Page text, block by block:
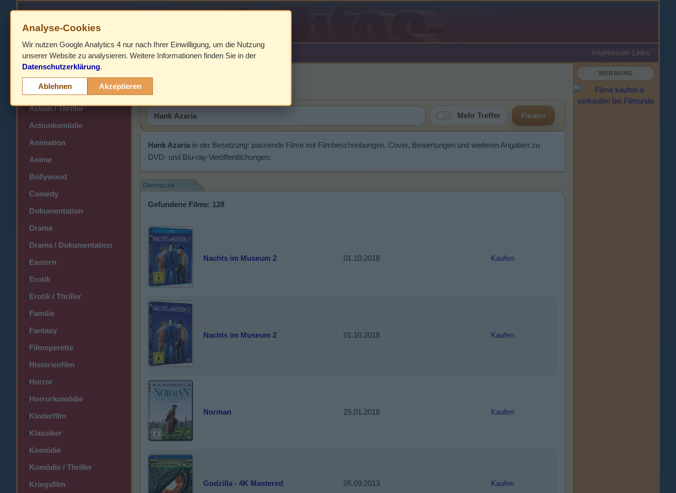
HOME Impressum ·Links·
>
> Action
>Action / Thriller
>Actionkomödie
>Animation
>Anime
>Bollywood
>Comedy
>Dokumentation
>Drama
>Drama / Dokumentation
>Eastern
>Erotik
>Erotik / Thriller
>Familie
>Fantasy
>Filmoperette
>Historienfilm
>Horror
>Horrorkomödie
>Kinderfilm
>Klassiker
>Komödie
>Komödie / Thriller
>Kriegsfilm
Hank Azaria
Mehr Treffer Finden
Hank Azaria in der Besetzung: passende Filme mit Filmbeschreibungen, Cover, Bewertungen und weiteren Angaben zu
DVD- und Blu-ray-Veröffentlichungen.
Darsteller
Gefundene Filme: 128
Nachts im Museum 2 01.10.2018 Kaufen
Nachts im Museum 2 01.10.2018 Kaufen
Norman 25.01.2018 Kaufen
Godzilla - 4K Mastered 05.09.2013 Kaufen
WERBUNG
Analyse-Cookies
Wir nutzen Google Analytics 4 nur nach Ihrer Einwilligung, um die Nutzung
unserer Website zu analysieren. Weitere Informationen finden Sie in der
Datenschutzerklärung.
Ablehnen Akzeptieren